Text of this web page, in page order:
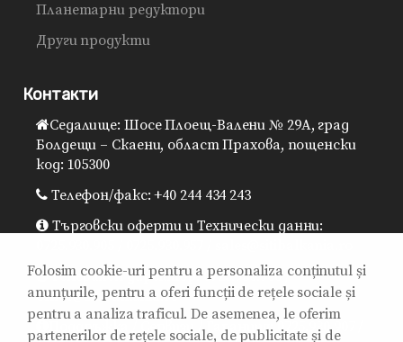
Планетарни редуктори
Други продукти
Контакти
Седалище: Шосе Плоещ-Валени № 29A, град
Болдещи – Скаени, област Прахова, пощенски
код: 105300
Телефон/факс: +40 244 434 243
Търговски оферти и Технически данни:
Генерален директор: 0725.930.906 /
office@sitibalkania.ro
Поддръжка / Сервизи / Гаранция: 0725.930.907 /
Folosim cookie-uri pentru a personaliza conținutul și
anunțurile, pentru a oferi funcții de rețele sociale și
pentru a analiza traficul. De asemenea, le oferim
partenerilor de rețele sociale, de publicitate și de